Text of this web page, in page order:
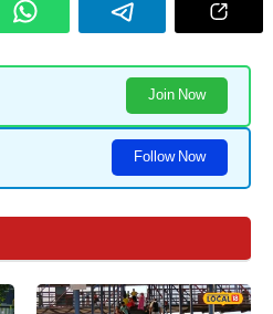
Join Now
Follow Now